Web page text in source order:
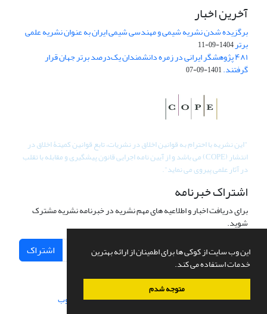
این وب سایت از کوکی ها برای اطمینان از ارائه بهترین
خدمات استفاده می کند.
متوجه شدم
آخرین اخبار
برگزیده شدن نشریه شیمی و مهندسی شیمی ایران به عنوان نشریه علمی
برتر1404-09-11
۴۸۱ پژوهشگر ایرانی در زمره دانشمندان یک‌درصد برتر جهان قرار
گرفتند.1401-09-07
"این نشریه با احترام به قوانین اخلاق در نشریات، تابع قوانین کمیتۀ اخلاق در
انتشار (COPE) می باشد و از آیین نامه اجرایی قانون پیشگیری و مقابله با تقلب
در آثار علمی پیروی می نماید".
اشتراک خبرنامه
برای دریافت اخبار و اطلاعیه های مهم نشریه در خبرنامه نشریه مشترک
شوید.
اشتراک
سامانه مدیریت نشریات علمی.طراحی و پیاده سازی از سیناوب